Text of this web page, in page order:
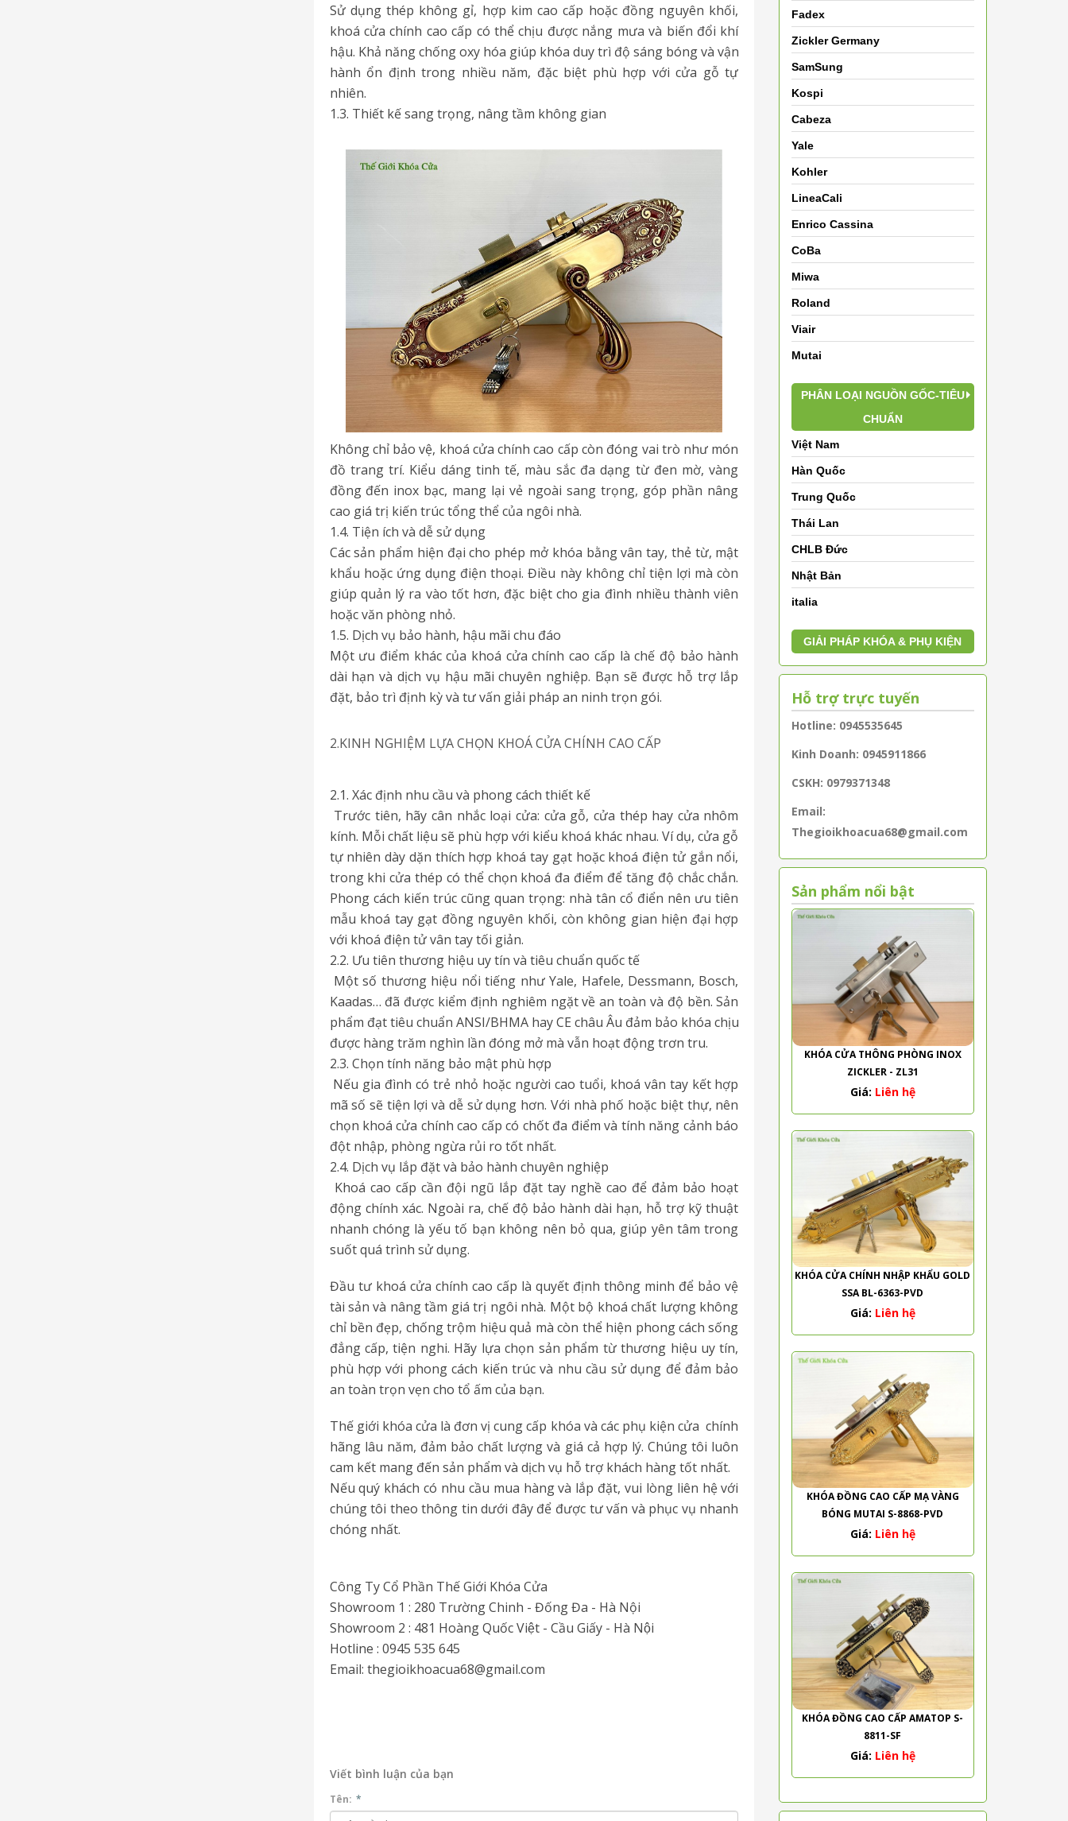
Sử dụng thép không gỉ, hợp kim cao cấp hoặc đồng nguyên khối,
khoá cửa chính cao cấp có thể chịu được nắng mưa và biến đổi khí
hậu. Khả năng chống oxy hóa giúp khóa duy trì độ sáng bóng và vận
hành ổn định trong nhiều năm, đặc biệt phù hợp với cửa gỗ tự
nhiên.
1.3. Thiết kế sang trọng, nâng tầm không gian
Không chỉ bảo vệ, khoá cửa chính cao cấp còn đóng vai trò như món
đồ trang trí. Kiểu dáng tinh tế, màu sắc đa dạng từ đen mờ, vàng
đồng đến inox bạc, mang lại vẻ ngoài sang trọng, góp phần nâng
cao giá trị kiến trúc tổng thể của ngôi nhà.
1.4. Tiện ích và dễ sử dụng
Các sản phẩm hiện đại cho phép mở khóa bằng vân tay, thẻ từ, mật
khẩu hoặc ứng dụng điện thoại. Điều này không chỉ tiện lợi mà còn
giúp quản lý ra vào tốt hơn, đặc biệt cho gia đình nhiều thành viên
hoặc văn phòng nhỏ.
1.5. Dịch vụ bảo hành, hậu mãi chu đáo
Một ưu điểm khác của khoá cửa chính cao cấp là chế độ bảo hành
dài hạn và dịch vụ hậu mãi chuyên nghiệp. Bạn sẽ được hỗ trợ lắp
đặt, bảo trì định kỳ và tư vấn giải pháp an ninh trọn gói.
2.KINH NGHIỆM LỰA CHỌN KHOÁ CỬA CHÍNH CAO CẤP
2.1. Xác định nhu cầu và phong cách thiết kế
Trước tiên, hãy cân nhắc loại cửa: cửa gỗ, cửa thép hay cửa nhôm
kính. Mỗi chất liệu sẽ phù hợp với kiểu khoá khác nhau. Ví dụ, cửa gỗ
tự nhiên dày dặn thích hợp khoá tay gạt hoặc khoá điện tử gắn nổi,
trong khi cửa thép có thể chọn khoá đa điểm để tăng độ chắc chắn.
Phong cách kiến trúc cũng quan trọng: nhà tân cổ điển nên ưu tiên
mẫu khoá tay gạt đồng nguyên khối, còn không gian hiện đại hợp
với khoá điện tử vân tay tối giản.
2.2. Ưu tiên thương hiệu uy tín và tiêu chuẩn quốc tế
Một số thương hiệu nổi tiếng như Yale, Hafele, Dessmann, Bosch,
Kaadas… đã được kiểm định nghiêm ngặt về an toàn và độ bền. Sản
phẩm đạt tiêu chuẩn ANSI/BHMA hay CE châu Âu đảm bảo khóa chịu
được hàng trăm nghìn lần đóng mở mà vẫn hoạt động trơn tru.
2.3. Chọn tính năng bảo mật phù hợp
Nếu gia đình có trẻ nhỏ hoặc người cao tuổi, khoá vân tay kết hợp
mã số sẽ tiện lợi và dễ sử dụng hơn. Với nhà phố hoặc biệt thự, nên
chọn khoá cửa chính cao cấp có chốt đa điểm và tính năng cảnh báo
đột nhập, phòng ngừa rủi ro tốt nhất.
2.4. Dịch vụ lắp đặt và bảo hành chuyên nghiệp
Khoá cao cấp cần đội ngũ lắp đặt tay nghề cao để đảm bảo hoạt
động chính xác. Ngoài ra, chế độ bảo hành dài hạn, hỗ trợ kỹ thuật
nhanh chóng là yếu tố bạn không nên bỏ qua, giúp yên tâm trong
suốt quá trình sử dụng.
Đầu tư khoá cửa chính cao cấp là quyết định thông minh để bảo vệ
tài sản và nâng tầm giá trị ngôi nhà. Một bộ khoá chất lượng không
chỉ bền đẹp, chống trộm hiệu quả mà còn thể hiện phong cách sống
đẳng cấp, tiện nghi. Hãy lựa chọn sản phẩm từ thương hiệu uy tín,
phù hợp với phong cách kiến trúc và nhu cầu sử dụng để đảm bảo
an toàn trọn vẹn cho tổ ấm của bạn.
Thế giới khóa cửa là đơn vị cung cấp khóa và các phụ kiện cửa chính
hãng lâu năm, đảm bảo chất lượng và giá cả hợp lý. Chúng tôi luôn
cam kết mang đến sản phẩm và dịch vụ hỗ trợ khách hàng tốt nhất.
Nếu quý khách có nhu cầu mua hàng và lắp đặt, vui lòng liên hệ với
chúng tôi theo thông tin dưới đây để được tư vấn và phục vụ nhanh
chóng nhất.
Công Ty Cổ Phần Thế Giới Khóa Cửa
Showroom 1 : 280 Trường Chinh - Đống Đa - Hà Nội
Showroom 2 : 481 Hoàng Quốc Việt - Cầu Giấy - Hà Nội
Hotline : 0945 535 645
Email: thegioikhoacua68@gmail.com
Viết bình luận của bạn
Tên: *
Fadex
Zickler Germany
SamSung
Kospi
Cabeza
Yale
Kohler
LineaCali
Enrico Cassina
CoBa
Miwa
Roland
Viair
Mutai
PHÂN LOẠI NGUỒN GỐC-TIÊU
CHUẨN
Việt Nam
Hàn Quốc
Trung Quốc
Thái Lan
CHLB Đức
Nhật Bản
italia
GIẢI PHÁP KHÓA & PHỤ KIỆN
Hỗ trợ trực tuyến
Hotline: 0945535645
Kinh Doanh: 0945911866
CSKH: 0979371348
Email:
Thegioikhoacua68@gmail.com
Sản phẩm nổi bật
KHÓA CỬA THÔNG PHÒNG INOX
ZICKLER - ZL31
Giá: Liên hệ
KHÓA CỬA CHÍNH NHẬP KHẨU GOLD
SSA BL-6363-PVD
Giá: Liên hệ
KHÓA ĐỒNG CAO CẤP MẠ VÀNG
BÓNG MUTAI S-8868-PVD
Giá: Liên hệ
KHÓA ĐỒNG CAO CẤP AMATOP S-
8811-SF
Giá: Liên hệ